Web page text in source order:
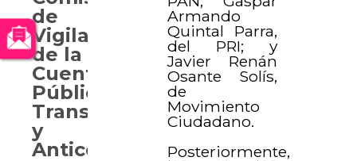
Armando
Quintal Parra,
del PRI; y
Javier Renán
Osante Solís,
de
Movimiento
Ciudadano.
Posteriormente,
de
Vigilancia
de la
Cuenta
Pública,
Transparencia
y
Anticorrupción